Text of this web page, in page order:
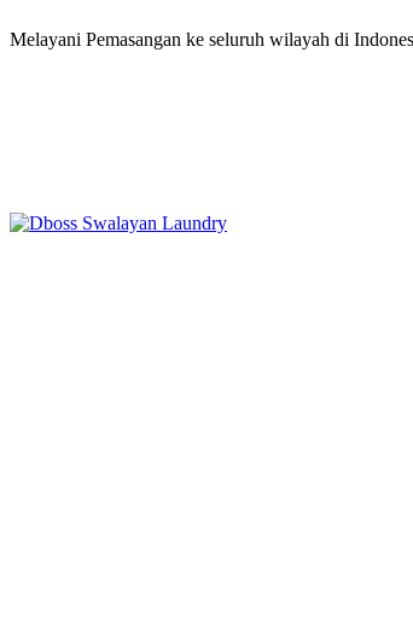
Melayani Pemasangan ke seluruh wilayah di